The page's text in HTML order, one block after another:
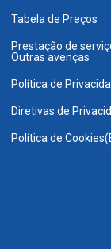
Tabela de Preços
Prestação de
Outras avenças
Política de
Diretivas de
Política de